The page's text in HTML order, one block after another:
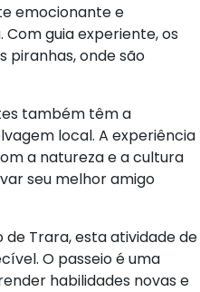
emocionante e
guia experiente, os
piranhas, onde são
também têm a
local. A experiência
a natureza e a cultura
seu melhor amigo
Trara, esta atividade de
O passeio é uma
habilidades novas e